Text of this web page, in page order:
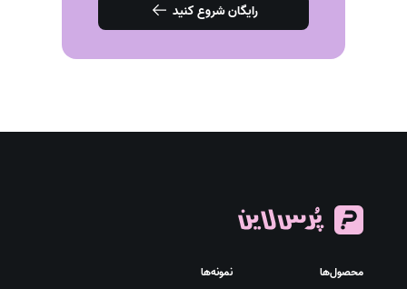
رایگان شروع کنید
محصول‌ها نمونه‌ها